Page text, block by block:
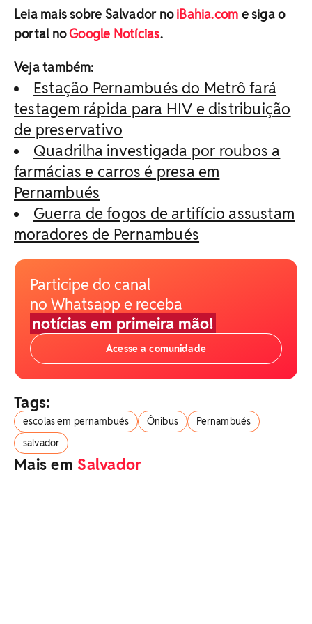
Leia mais sobre Salvador noiBahia.com e siga o
portal noGoogle Notícias.
Veja também:
Estação Pernambués do Metrô fará
testagem rápida para HIV e distribuição
de preservativo
Quadrilha investigada por roubos a
farmácias e carros é presa em
Pernambués
Guerra de fogos de artifício assustam
moradores de Pernambués
Participe do canal
no Whatsapp e receba
notícias em primeira mão!
Acesse a comunidade
Tags:
escolas em pernambués Ônibus
Pernambués
salvador
Mais em Salvador